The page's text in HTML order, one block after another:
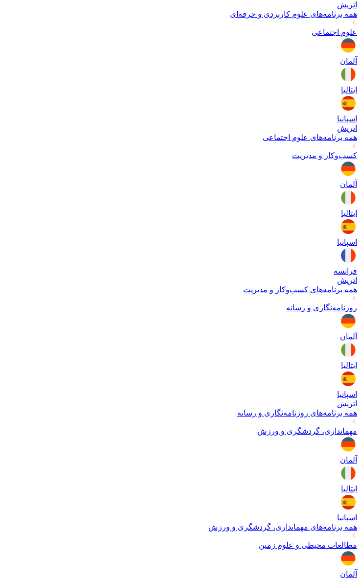
اتریش
همه برنامه‌های علوم کاربردی و حرفه‌ای
علوم اجتماعی
آلمان
ایتالیا
اسپانیا
اتریش
همه برنامه‌های علوم اجتماعی
کسب‌وکار و مدیریت
آلمان
ایتالیا
اسپانیا
فرانسه
اتریش
همه برنامه‌های کسب‌وکار و مدیریت
روزنامه‌نگاری و رسانه
آلمان
ایتالیا
اسپانیا
اتریش
همه برنامه‌های روزنامه‌نگاری و رسانه
مهمانداری، گردشگری و ورزش
آلمان
ایتالیا
اسپانیا
همه برنامه‌های مهمانداری، گردشگری و ورزش
مطالعات محیطی و علوم زمین
آلمان